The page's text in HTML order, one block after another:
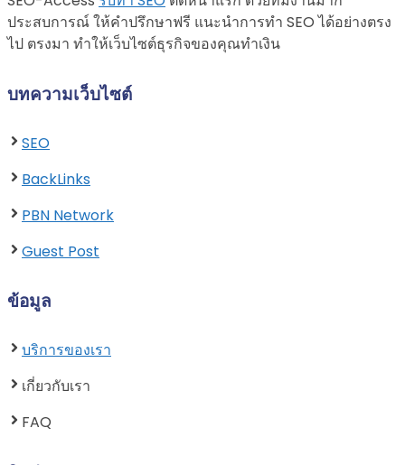
ประสบการณ์ ให้คำปรึกษาฟรี แนะนำการทำ SEO ได้อย่างตรง
ไป ตรงมา ทำให้เว็บไซต์ธุรกิจของคุณทำเงิน
บทความเว็บไซต์
SEO
BackLinks
PBN Network
Guest Post
ข้อมูล
บริการของเรา
เกี่ยวกับเรา
FAQ